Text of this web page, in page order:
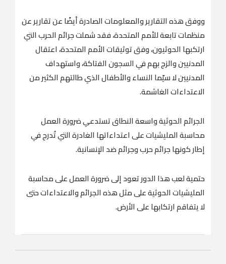
ووفق هذه التقارير والمعلومات الصادرة أيضًا عن تقارير عن
منظمات تابعة للأمم المتحدة، فقد شملت جرائم الحرب التي
ارتكبها الحوثيون، وفق توثيقات الأمم المتحدة، اعتقال
المدنيين والزج بهم في السجون الفتاكة، واستهداف
المدنيين لا سيّما النساء والأطفال الذي طالتهم الكثير من
الاعتداءات الغاشمة.
الجرائم الحوثية واسعة النطاق تستدعي ضرورة العمل
محاسبة المليشيات على اعتداءاتها الغادرة التي تُدرج في
إطار كونها جرائم حرب وجرائم ضد الإنسانية.
حتمية لعب هذا الدور تعود إلى ضرورة العمل على محاسبة
المليشيات الحوثية على مثل هذه الجرائم والاعتداءات حتى
لا يتفاقم ارتكابها على الأرض.